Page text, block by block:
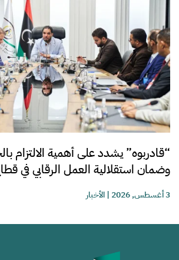
“قادربوه” يشدد على أهمية الالتزام
وضمان استقلالية العمل الرقابي في
3 أغسطس, 2026 |الأخبار